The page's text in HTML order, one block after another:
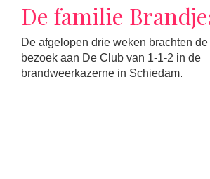
De familie
De afgelopen drie weken brachten
bezoek aan De Club van 1-1-2 in de
brandweerkazerne in Schiedam.